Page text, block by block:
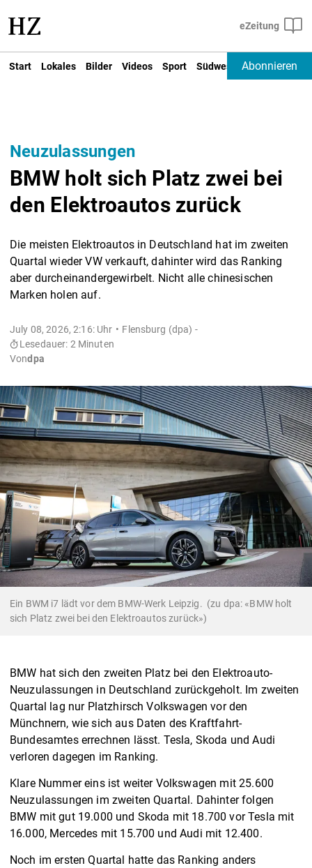
Start Lokales Bilder Videos Sport Südwest Deutschland
Abonnieren
Neuzulassungen
BMW holt sich Platz zwei bei
den Elektroautos zurück
Die meisten Elektroautos in Deutschland hat im zweiten
Quartal wieder VW verkauft, dahinter wird das Ranking
aber durcheinandergewirbelt. Nicht alle chinesischen
Marken holen auf.
July 08, 2026, 2:16: Uhr
Flensburg (dpa) -
Lesedauer: 2 Minuten
Vondpa
Ein BWM i7 lädt vor dem BMW-Werk Leipzig. (zu dpa: «BMW holt
sich Platz zwei bei den Elektroautos zurück»)
BMW hat sich den zweiten Platz bei den Elektroauto-
Neuzulassungen in Deutschland zurückgeholt. Im zweiten
Quartal lag nur Platzhirsch Volkswagen vor den
Münchnern, wie sich aus Daten des Kraftfahrt-
Bundesamtes errechnen lässt. Tesla, Skoda und Audi
verloren dagegen im Ranking.
Klare Nummer eins ist weiter Volkswagen mit 25.600
Neuzulassungen im zweiten Quartal. Dahinter folgen
BMW mit gut 19.000 und Skoda mit 18.700 vor Tesla mit
16.000, Mercedes mit 15.700 und Audi mit 12.400.
Noch im ersten Quartal hatte das Ranking anders